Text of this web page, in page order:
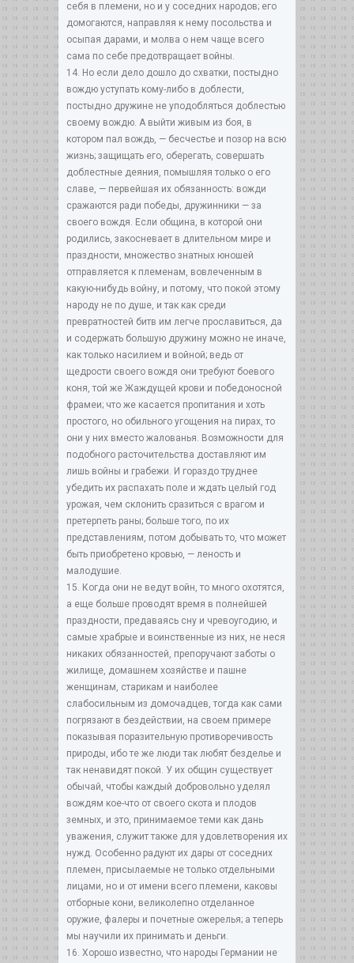
себя в племени, но и у соседних народов; его
домогаются, направляя к нему посольства и
осыпая дарами, и молва о нем чаще всего
сама по себе предотвращает войны.
14. Но если дело дошло до схватки, постыдно
вождю уступать кому-либо в доблести,
постыдно дружине не уподобляться доблестью
своему вождю. А выйти живым из боя, в
котором пал вождь, — бесчестье и позор на всю
жизнь; защищать его, оберегать, совершать
доблестные деяния, помышляя только о его
славе, — первейшая их обязанность: вожди
сражаются ради победы, дружинники — за
своего вождя. Если община, в которой они
родились, закосневает в длительном мире и
праздности, множество знатных юношей
отправляется к племенам, вовлеченным в
какую-нибудь войну, и потому, что покой этому
народу не по душе, и так как среди
превратностей битв им легче прославиться, да
и содержать большую дружину можно не иначе,
как только насилием и войной; ведь от
щедрости своего вождя они требуют боевого
коня, той же Жаждущей крови и победоносной
фрамеи; что же касается пропитания и хоть
простого, но обильного угощения на пирах, то
они у них вместо жалованья. Возможности для
подобного расточительства доставляют им
лишь войны и грабежи. И гораздо труднее
убедить их распахать поле и ждать целый год
урожая, чем склонить сразиться с врагом и
претерпеть раны; больше того, по их
представлениям, потом добывать то, что может
быть приобретено кровью, — леность и
малодушие.
15. Когда они не ведут войн, то много охотятся,
а еще больше проводят время в полнейшей
праздности, предаваясь сну и чревоугодию, и
самые храбрые и воинственные из них, не неся
никаких обязанностей, препоручают заботы о
жилище, домашнем хозяйстве и пашне
женщинам, старикам и наиболее
слабосильным из домочадцев, тогда как сами
погрязают в бездействии, на своем примере
показывая поразительную противоречивость
природы, ибо те же люди так любят безделье и
так ненавидят покой. У их общин существует
обычай, чтобы каждый добровольно уделял
вождям кое-что от своего скота и плодов
земных, и это, принимаемое теми как дань
уважения, служит также для удовлетворения их
нужд. Особенно радуют их дары от соседних
племен, присылаемые не только отдельными
лицами, но и от имени всего племени, каковы
отборные кони, великолепно отделанное
оружие, фалеры и почетные ожерелья; а теперь
мы научили их принимать и деньги.
16. Хорошо известно, что народы Германии не